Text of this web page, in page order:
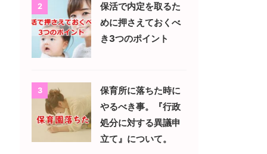
2
保活で内定を取るた
めに押さえておくべ
き3つのポイント
3
保育所に落ちた時に
やるべき事。『行政
処分に対する異議申
立て』について。